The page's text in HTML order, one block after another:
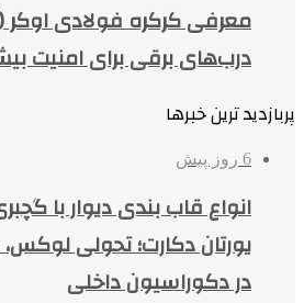
درب‌های برقی برای امنیت
پربازدید ترین خبرها
6 روز پیش
انواع قاب بندی دیوار با
یورتان دکارت؛ تحولی
در دکوراسیون داخلی